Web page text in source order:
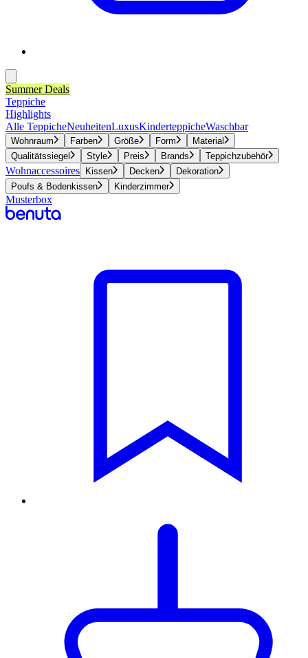
Summer Deals
Teppiche
Highlights
Alle TeppicheNeuheitenLuxusKinderteppicheWaschbar
Wohnraum Farben Größe Form
Material
Qualitätssiegel
Style Preis Brands Teppichzubehör
Wohnaccessoires Kissen Decken
Dekoration
Poufs & Bodenkissen
Kinderzimmer
Musterbox